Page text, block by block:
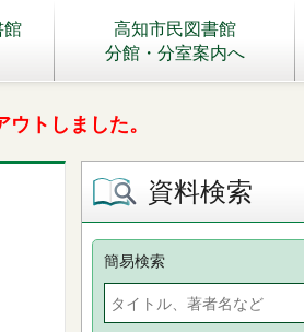
館
高知市民図書館
分館・分室案内へ
トしました。
資料検索
簡易検索